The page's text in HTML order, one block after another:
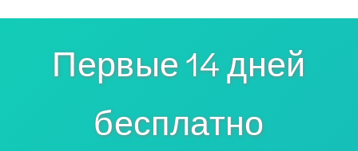
Первые 14 дней
бесплатно